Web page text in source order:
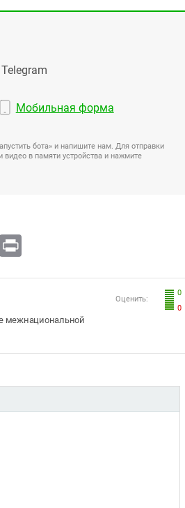
Мобильная форма
бота» и напишите нам. Для отправки
в памяти устройства и нажмите
Email
0
0
Оценить:
межнациональной